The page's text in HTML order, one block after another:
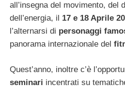
all’insegna del movimento, del
dell’energia, il 17 e 18 Aprile
l’alternarsi di personaggi
panorama internazionale del
Quest’anno, inoltre c’è
seminari incentrati su